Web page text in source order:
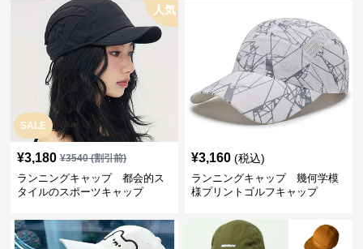
SALE
人気
¥3,180 ¥3540(割引前)
ランニングキャップ 都会的ス
タイルのスポーツキャップ
¥3,160 (税込)
ランニングキャップ 幾何学模
様プリントゴルフキャップ